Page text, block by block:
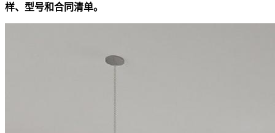
样、型号和合同清单。